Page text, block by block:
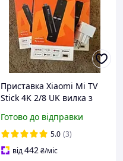
Приставка Xiaomi Mi TV
Stick 4K 2/8 UK вилка з
tv box 2022 Amlogic 4K
(MDZ-27-AA)
Готово до відправки
5.0 (3)
від442₴/міс